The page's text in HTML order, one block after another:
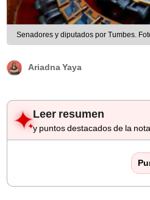
Senadores y diputados por Tumbes.
Ariadna Yaya
Leer resumen
y puntos destacados de la